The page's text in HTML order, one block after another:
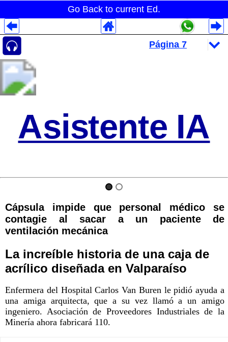
Go Back to current Ed.
Asistente IA
Cápsula impide que personal médico se
contagie al sacar a un paciente de
ventilación mecánica
La increíble historia de una caja de
acrílico diseñada en Valparaíso
Enfermera del Hospital Carlos Van Buren le pidió ayuda a
una amiga arquitecta, que a su vez llamó a un amigo
ingeniero. Asociación de Proveedores Industriales de la
Minería ahora fabricará 110.
Despliegues Analytics
Despliegues Totales
Despliegues por Rubros